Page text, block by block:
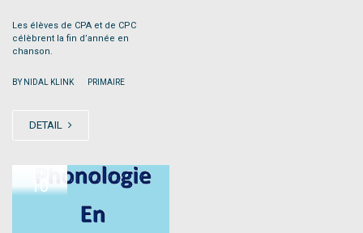
Les élèves de CPA et de CPC
célèbrent la fin d’année en
chanson.
BY NIDAL KLINK PRIMAIRE
DETAIL
10